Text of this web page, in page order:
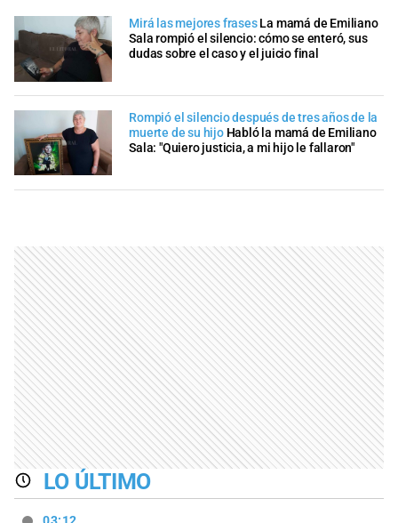
Mirá las mejores frases La mamá de Emiliano
Sala rompió el silencio: cómo se enteró, sus
dudas sobre el caso y el juicio final
Rompió el silencio después de tres años de la
muerte de su hijo Habló la mamá de Emiliano
Sala: "Quiero justicia, a mi hijo le fallaron"
LO ÚLTIMO